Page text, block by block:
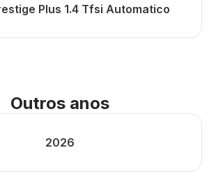
Plus 1.4 Tfsi Automatico
Outros anos
2026